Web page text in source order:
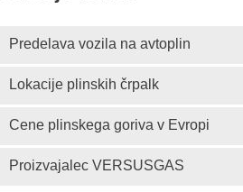
Predelava vozila na avtoplin
Lokacije plinskih črpalk
Cene plinskega goriva v Evropi
Proizvajalec VERSUSGAS